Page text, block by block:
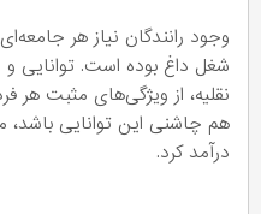
وجود رانندگان نیاز هر
شغل داغ بوده است. توانایی
نقلیه، از ویژگی‌های مثبت
هم چاشنی این توانایی
درآمد کرد.